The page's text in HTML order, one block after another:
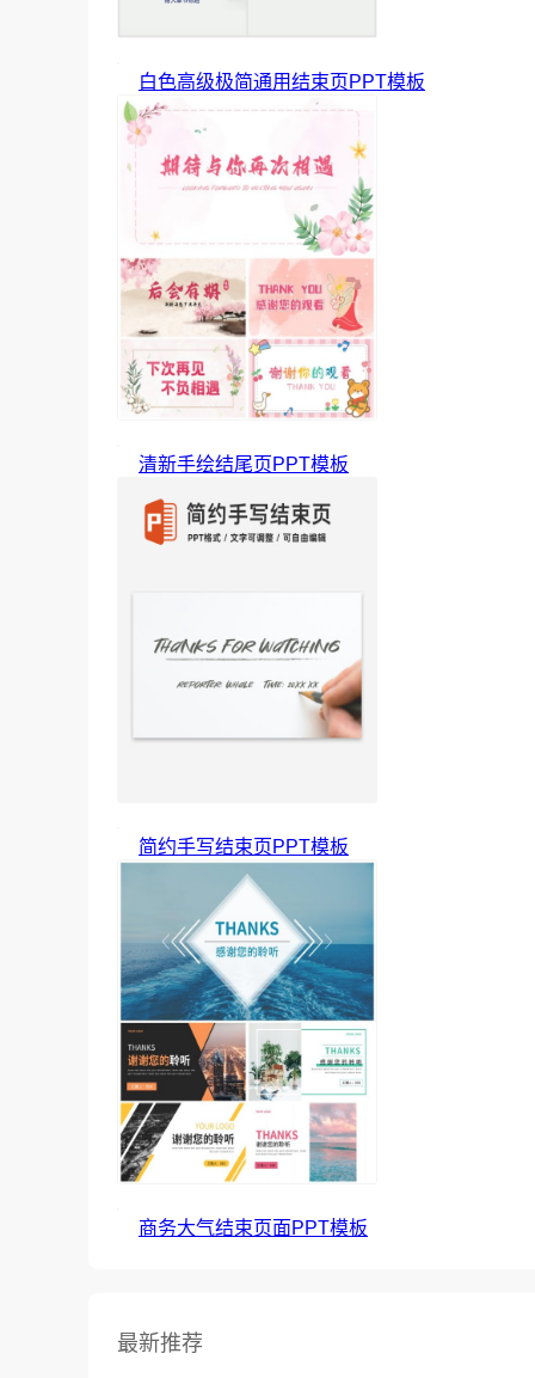
白色高级极简通用结束页PPT模板
清新手绘结尾页PPT模板
简约手写结束页PPT模板
商务大气结束页面PPT模板
最新推荐